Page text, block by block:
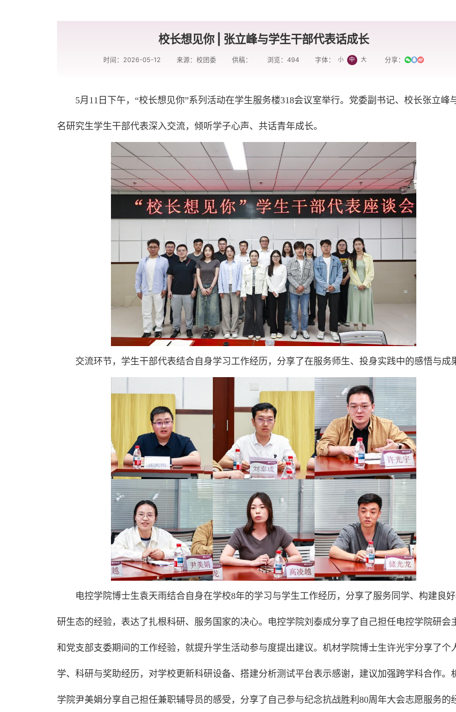
校长想见你 | 张立峰与学生干部代表话成长
时间：2026-05-12 来源：校团委 供稿： 浏览：494 字体： 小 中 大 分享：
5月11日下午，“校长想见你”系列活动在学生服务楼318会议室举行。党委副书记、校长张立峰
名研究生学生干部代表深入交流，倾听学子心声、共话青年成长。
交流环节，学生干部代表结合自身学习工作经历，分享了在服务师生、投身实践中的感悟与成
电控学院博士生袁天雨结合自身在学校8年的学习与学生工作经历，分享了服务同学、构建良
研生态的经验，表达了扎根科研、服务国家的决心。电控学院刘泰成分享了自己担任电控学院研会
和党支部支委期间的工作经验，就提升学生活动参与度提出建议。机材学院博士生许光宇分享了个
学、科研与奖助经历，对学校更新科研设备、搭建分析测试平台表示感谢，建议加强跨学科合作。
学院尹美娟分享自己担任兼职辅导员的感受，分享了自己参与纪念抗战胜利80周年大会志愿服务的